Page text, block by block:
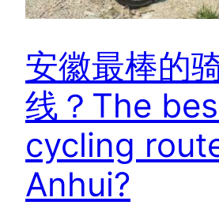
安徽最棒的
线？The
cycling
Anhui?